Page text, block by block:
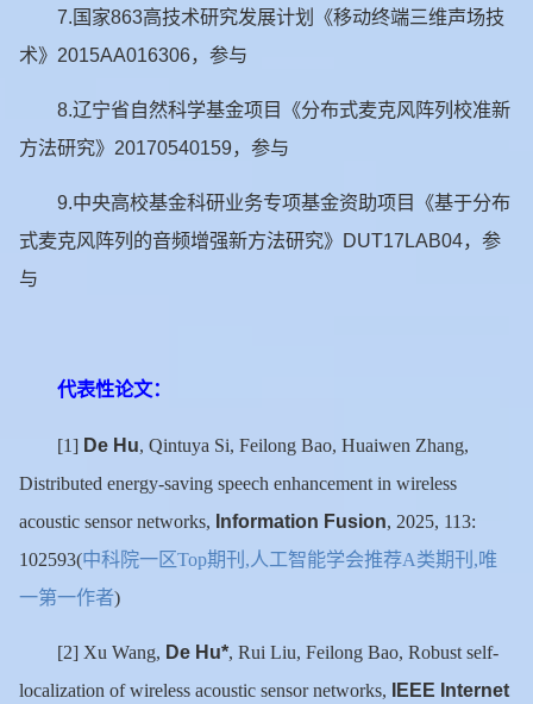
7.国家863高技术研究发展计划《移动终端三维声场技
术》 2015AA016306，参与
8.辽宁省自然科学基金项目《分布式麦克风阵列校准新
方法研究》 20170540159，参与
9.中央高校基金科研业务专项基金资助项目《基于分布
式麦克风阵列的音频增强新方法研究》 DUT17LAB04，参
与
代表性论文：
[1] De Hu, Qintuya Si, Feilong Bao, Huaiwen Zhang,
Distributed energy-saving speech enhancement in wireless
acoustic sensor networks, Information Fusion, 2025, 113:
102593(中科院一区Top期刊 , 人工智能学会推荐A类期刊 ,唯
一第一作者)
[2] Xu Wang, De Hu*, Rui Liu, Feilong Bao, Robust self-
localization of wireless acoustic sensor networks, IEEE Internet